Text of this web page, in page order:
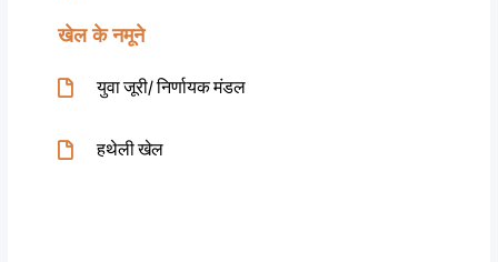
खेल के नमूने
युवा जूरी/ निर्णायक मंडल
हथेली खेल